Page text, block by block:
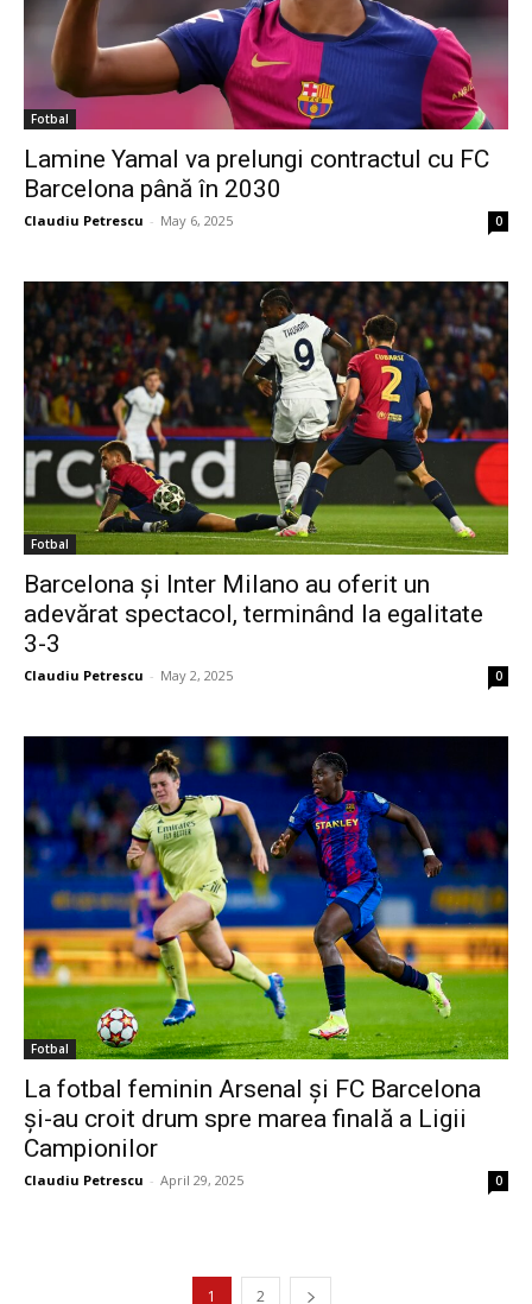
Fotbal
Lamine Yamal va prelungi contractul cu FC
Barcelona până în 2030
Claudiu Petrescu - May 6, 2025 0
Fotbal
Barcelona și Inter Milano au oferit un
adevărat spectacol, terminând la egalitate
3-3
Claudiu Petrescu - May 2, 2025 0
Fotbal
La fotbal feminin Arsenal și FC Barcelona
și-au croit drum spre marea finală a Ligii
Campionilor
Claudiu Petrescu - April 29, 2025 0
1 2